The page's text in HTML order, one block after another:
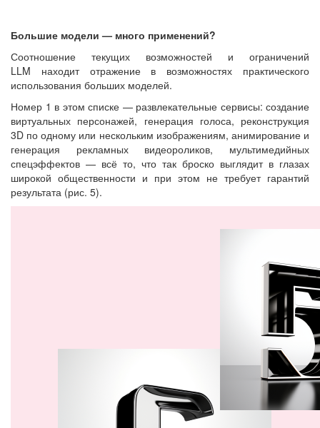
Большие модели — много применений?
Соотношение текущих возможностей и ограничений
LLM находит отражение в возможностях практического
использования больших моделей.
Номер 1 в этом списке — развлекательные сервисы: создание
виртуальных персонажей, генерация голоса, реконструкция
3D по одному или нескольким изображениям, анимирование и
генерация рекламных видеороликов, мультимедийных
спецэффектов — всё то, что так броско выглядит в глазах
широкой общественности и при этом не требует гарантий
результата (рис. 5).